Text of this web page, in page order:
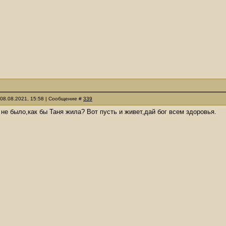
08.08.2021, 15:58 | Сообщение # 339
было,как бы Таня жила? Вот пусть и живет,дай бог всем здоровья.